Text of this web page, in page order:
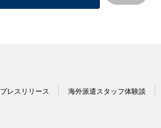
プレスリリース 海外派遣スタッフ体験談